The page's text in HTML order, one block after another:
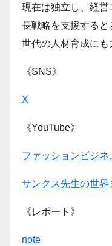
現在は独立し、経
長戦略を支援する
世代の人材育成にも
《SNS》
X
《YouTube》
ファッションビジネ
サンクス先生の世界
《レポート》
note